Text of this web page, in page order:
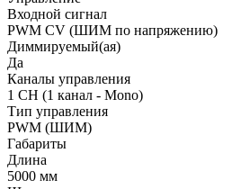
Входной сигнал
PWM СV (ШИМ по напряжению)
Диммируемый(ая)
Да
Каналы управления
1 CH (1 канал - Mono)
Тип управления
PWM (ШИМ)
Габариты
Длина
5000 мм